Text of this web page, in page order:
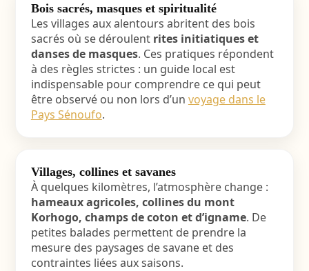
Bois sacrés, masques et spiritualité
Les villages aux alentours abritent des bois
sacrés où se déroulent rites initiatiques et
danses de masques. Ces pratiques répondent
à des règles strictes : un guide local est
indispensable pour comprendre ce qui peut
être observé ou non lors d’un voyage dans le
Pays Sénoufo.
Villages, collines et savanes
À quelques kilomètres, l’atmosphère change :
hameaux agricoles, collines du mont
Korhogo, champs de coton et d’igname. De
petites balades permettent de prendre la
mesure des paysages de savane et des
contraintes liées aux saisons.